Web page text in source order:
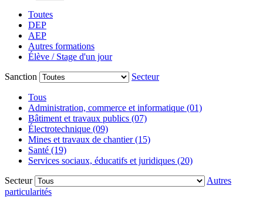
Toutes
DEP
AEP
Autres formations
Élève / Stage d'un jour
Sanction
Secteur
Tous
Administration, commerce et informatique (01)
Bâtiment et travaux publics (07)
Électrotechnique (09)
Mines et travaux de chantier (15)
Santé (19)
Services sociaux, éducatifs et juridiques (20)
Secteur
Autres
particularités